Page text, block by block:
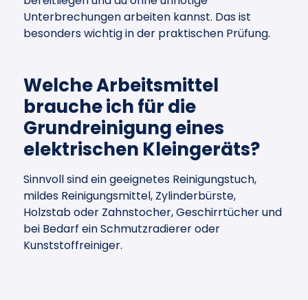
Unterbrechungen arbeiten kannst. Das ist
besonders wichtig in der praktischen Prüfung.
Welche Arbeitsmittel
brauche ich für die
Grundreinigung eines
elektrischen Kleingeräts?
Sinnvoll sind ein geeignetes Reinigungstuch,
mildes Reinigungsmittel, Zylinderbürste,
Holzstab oder Zahnstocher, Geschirrtücher und
bei Bedarf ein Schmutzradierer oder
Kunststoffreiniger.